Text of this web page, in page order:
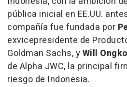
pública inicial en EE.UU.
compañía fue fundada por
exvicepresidente de
Goldman Sachs, yWill
de Alpha JWC, la principal
riesgo de Indonesia.